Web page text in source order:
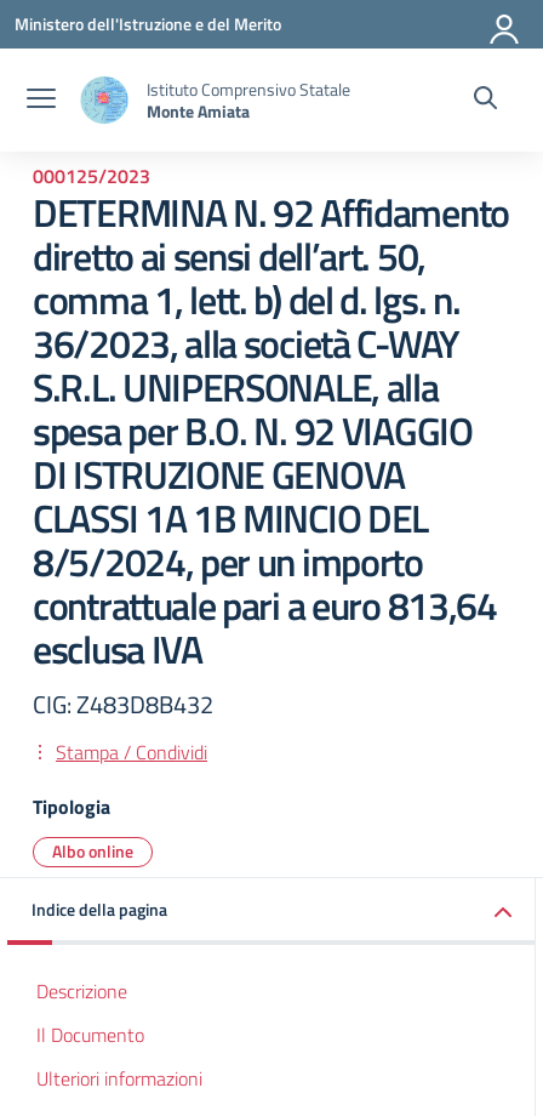
Vai ai contenuti
Vai al menu di navigazione
Vai al footer
Ministero dell'Istruzione e del Merito
Istituto Comprensivo Statale
Monte Amiata
000125/2023
DETERMINA N. 92 Affidamento
diretto ai sensi dell’art. 50,
comma 1, lett. b) del d. lgs. n.
36/2023, alla società C-WAY
S.R.L. UNIPERSONALE, alla
spesa per B.O. N. 92 VIAGGIO
DI ISTRUZIONE GENOVA
CLASSI 1A 1B MINCIO DEL
8/5/2024, per un importo
contrattuale pari a euro 813,64
esclusa IVA
CIG: Z483D8B432
Stampa / Condividi
Tipologia
Albo online
Indice della pagina
Descrizione
Il Documento
Ulteriori informazioni